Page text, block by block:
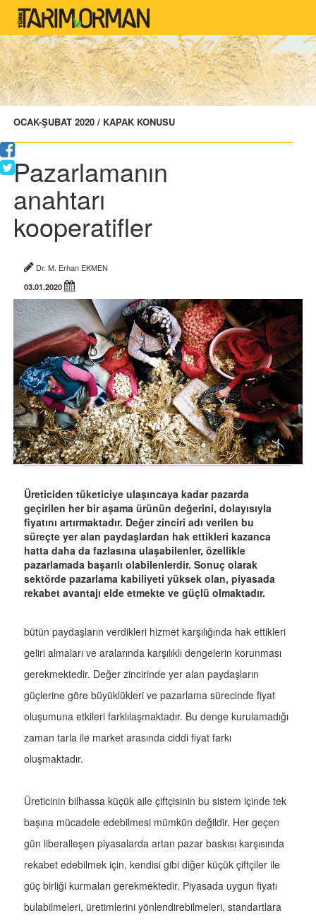
OCAK-ŞUBAT 2020 / KAPAK KONUSU
Pazarlamanın
anahtarı
kooperatifler
Dr. M. Erhan EKMEN
03.01.2020
Üreticiden tüketiciye ulaşıncaya kadar pazarda
geçirilen her bir aşama ürünün değerini, dolayısıyla
fiyatını artırmaktadır. Değer zinciri adı verilen bu
süreçte yer alan paydaşlardan hak ettikleri kazanca
hatta daha da fazlasına ulaşabilenler, özellikle
pazarlamada başarılı olabilenlerdir. Sonuç olarak
sektörde pazarlama kabiliyeti yüksek olan, piyasada
rekabet avantajı elde etmekte ve güçlü olmaktadır.
bütün paydaşların verdikleri hizmet karşılığında hak ettikleri
geliri almaları ve aralarında karşılıklı dengelerin korunması
gerekmektedir. Değer zincirinde yer alan paydaşların
güçlerine göre büyüklükleri ve pazarlama sürecinde fiyat
oluşumuna etkileri farklılaşmaktadır. Bu denge kurulamadığı
zaman tarla ile market arasında ciddi fiyat farkı
oluşmaktadır.
Üreticinin bilhassa küçük aile çiftçisinin bu sistem içinde tek
başına mücadele edebilmesi mümkün değildir. Her geçen
gün liberalleşen piyasalarda artan pazar baskısı karşısında
rekabet edebilmek için, kendisi gibi diğer küçük çiftçiler ile
güç birliği kurmaları gerekmektedir. Piyasada uygun fiyatı
bulabilmeleri, üretimlerini yönlendirebilmeleri, standartlara